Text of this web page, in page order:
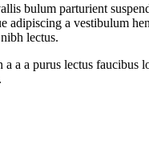
bulum parturient
adipiscing a vestibulum
lectus.
a a purus lectus